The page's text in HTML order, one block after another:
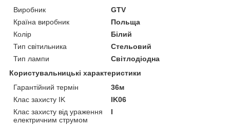
Виробник
GTV
Країна виробник
Польща
Колір
Білий
Тип світильника
Стельовий
Тип лампи
Світлодіодна
Користувальницькі характеристики
Гарантійний термін
36м
Клас захисту IK
IK06
Клас захисту від ураження
електричним струмом
I